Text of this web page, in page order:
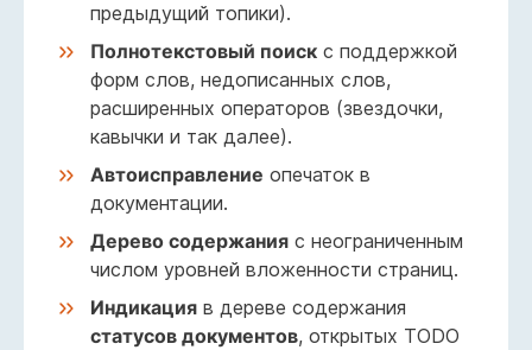
предыдущий топики).
Полнотекстовый поиск с поддержкой
форм слов, недописанных слов,
расширенных операторов (звездочки,
кавычки и так далее).
Автоисправление опечаток в
документации.
Дерево содержания с неограниченным
числом уровней вложенности страниц.
Индикация в дереве содержания
статусов документов, открытых TODO